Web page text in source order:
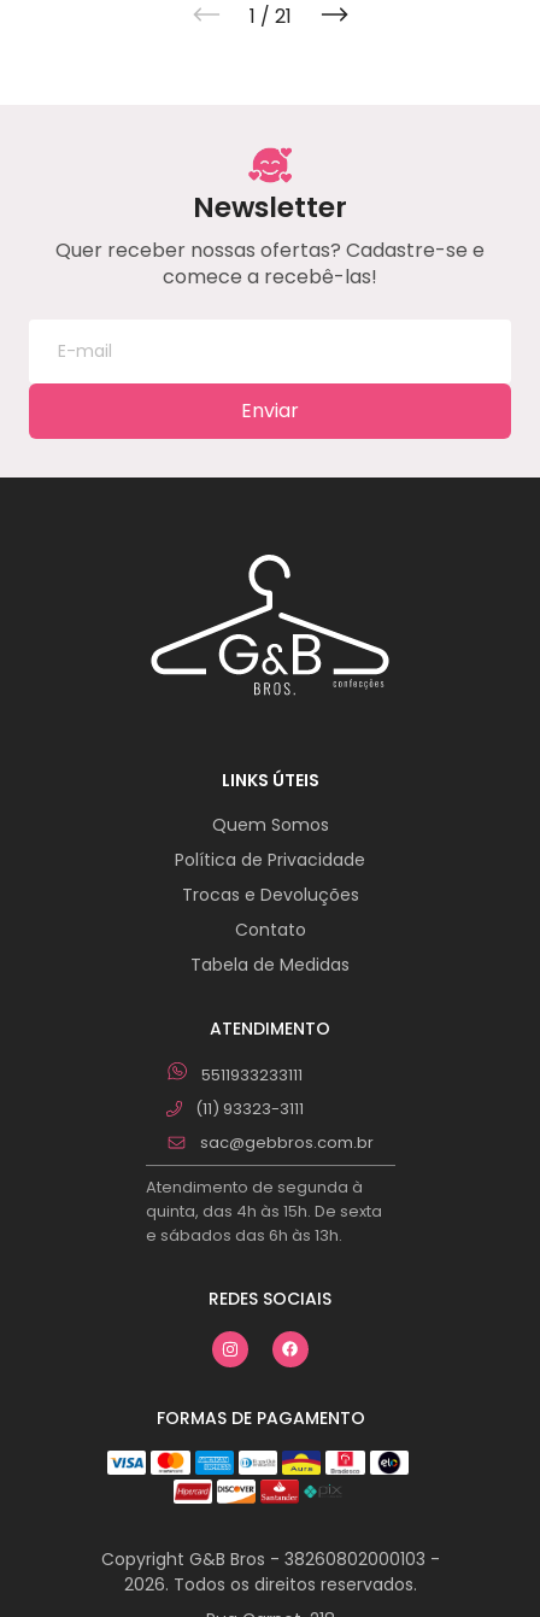
1 / 21
Newsletter
Quer receber nossas ofertas? Cadastre-se e
comece a recebê-las!
LINKS ÚTEIS
Quem Somos
Política de Privacidade
Trocas e Devoluções
Contato
Tabela de Medidas
ATENDIMENTO
5511933233111
(11) 93323-3111
sac@gebbros.com.br
Atendimento de segunda à
quinta, das 4h às 15h. De sexta
e sábados das 6h às 13h.
REDES SOCIAIS
FORMAS DE PAGAMENTO
Copyright G&B Bros - 38260802000103 -
2026. Todos os direitos reservados.